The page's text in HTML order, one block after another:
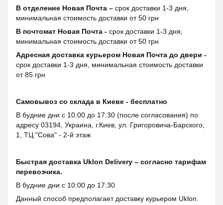
В отделение Новая Почта – срок доставки 1-3 дня,
минимальная стоимость доставки от 50 грн
В почтомат Новая Почта - срок доставки 1-3 дня,
минимальная стоимость доставки от 50 грн
Адресная доставка курьером Новая Почта до двери -
срок доставки 1-3 дня, минимальная стоимость доставки
от 85 грн
Самовывоз со склада в Киеве - бесплатно
В будние дни с 10:00 до 17:30 (после согласования) по
адресу 03194, Украина, г.Киев, ул. Григоровича-Барского,
1, ТЦ "Сова" - 2-й этаж
Быстрая доставка Uklon Delivery – согласно тарифам
перевозчика.
В будние дни с 10:00 до 17:30
Данный способ предполагает доставку курьером Uklon.